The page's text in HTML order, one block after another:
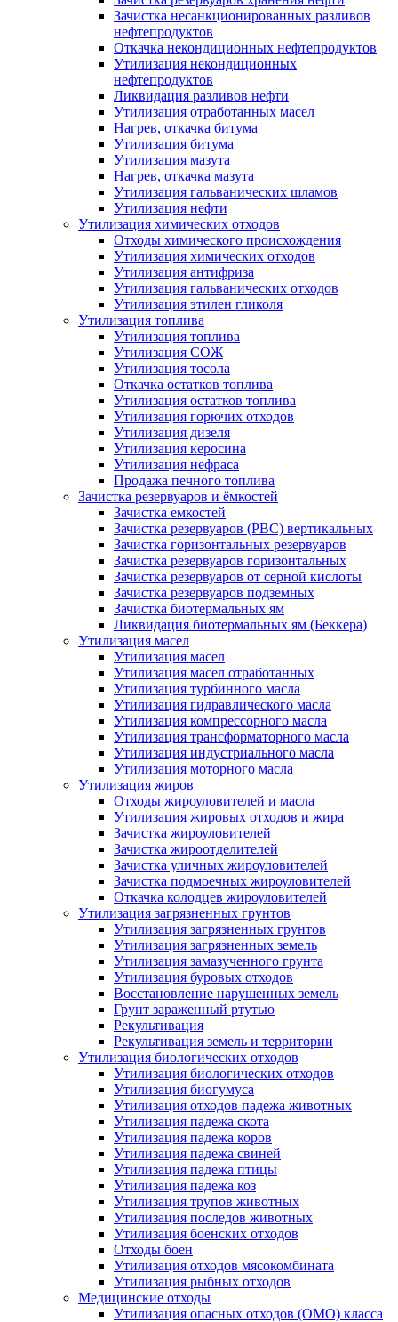
Зачистка несанкционированных разливов
нефтепродуктов
Откачка некондиционных нефтепродуктов
Утилизация некондиционных
нефтепродуктов
Ликвидация разливов нефти
Утилизация отработанных масел
Нагрев, откачка битума
Утилизация битума
Утилизация мазута
Нагрев, откачка мазута
Утилизация гальванических шламов
Утилизация нефти
Утилизация химических отходов
Отходы химического происхождения
Утилизация химических отходов
Утилизация антифриза
Утилизация гальванических отходов
Утилизация этилен гликоля
Утилизация топлива
Утилизация топлива
Утилизация СОЖ
Утилизация тосола
Откачка остатков топлива
Утилизация остатков топлива
Утилизация горючих отходов
Утилизация дизеля
Утилизация керосина
Утилизация нефраса
Продажа печного топлива
Зачистка резервуаров и ёмкостей
Зачистка емкостей
Зачистка резервуаров (РВС) вертикальных
Зачистка горизонтальных резервуаров
Зачистка резервуаров горизонтальных
Зачистка резервуаров от серной кислоты
Зачистка резервуаров подземных
Зачистка биотермальных ям
Ликвидация биотермальных ям (Беккера)
Утилизация масел
Утилизация масел
Утилизация масел отработанных
Утилизация турбинного масла
Утилизация гидравлического масла
Утилизация компрессорного масла
Утилизация трансформаторного масла
Утилизация индустриального масла
Утилизация моторного масла
Утилизация жиров
Отходы жироуловителей и масла
Утилизация жировых отходов и жира
Зачистка жироуловителей
Зачистка жироотделителей
Зачистка уличных жироуловителей
Зачистка подмоечных жироуловителей
Откачка колодцев жироуловителей
Утилизация загрязненных грунтов
Утилизация загрязненных грунтов
Утилизация загрязненных земель
Утилизация замазученного грунта
Утилизация буровых отходов
Восстановление нарушенных земель
Грунт зараженный ртутью
Рекультивация
Рекультивация земель и территории
Утилизация биологических отходов
Утилизация биологических отходов
Утилизация биогумуса
Утилизация отходов падежа животных
Утилизация падежа скота
Утилизация падежа коров
Утилизация падежа свиней
Утилизация падежа птицы
Утилизация падежа коз
Утилизация трупов животных
Утилизация последов животных
Утилизация боенских отходов
Отходы боен
Утилизация отходов мясокомбината
Утилизация рыбных отходов
Медицинские отходы
Утилизация опасных отходов (ОМО) класса